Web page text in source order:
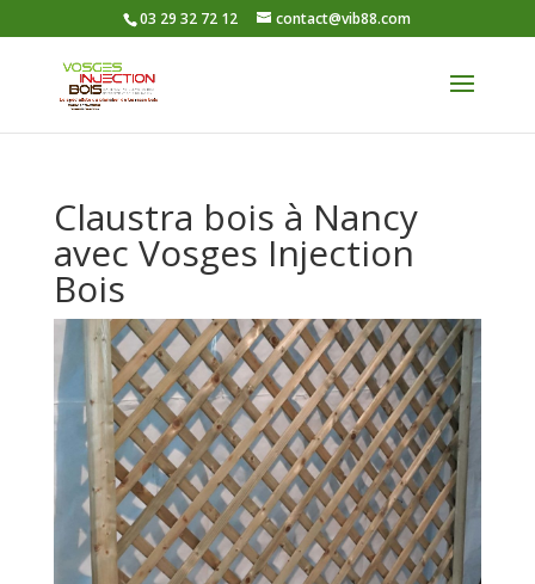
03 29 32 72 12 contact@vib88.com
Claustra bois à Nancy
avec Vosges Injection
Bois